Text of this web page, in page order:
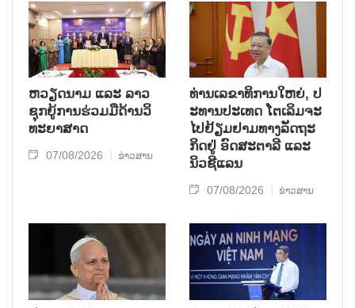
ຫວຽດ​ນາມ ແລະ ລາວ​
ຊຸກ​ຍູ້​ການ​ຮ່ວມ​ມື​ດ້ານວ​ິ​
ທະ​ຍາ​ສາດ
07/08/2026 ຂ່າວສານ
ທ່ານ​ເລ​ຂາ​ທິ​ການ​ໃຫຍ່, ປ​
ະ​ທານ​ປະ​ເທດ ໂຕ​ເລິມ​ຈະ​
ໄປ​ຢ້ຽມ​ຢາມ​ທາງ​ລັດ​ຖະ​
ກິດ​ຢູ່ ອົດ​ສະ​ຕາ​ລີ ແລະ
ນິວ​ຊີ​ແລນ
07/08/2026 ຂ່າວສານ